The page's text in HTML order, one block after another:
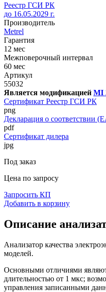
Реестр ГСИ РК
до 16.05.2029 г.
Производитель
Metrel
Гарантия
12 мес
Межповерочный интервал
60 мес
Артикул
55032
Является модификацией MI
Сертификат Реестр ГСИ РК
png
Декларация о соответствии
pdf
Сертификат дилера
jpg
Под заказ
Цена по запросу
Запросить КП
Добавить в корзину
Описание
Анализатор качества
моделей.
Основными отличиями
длительностью от 1 мкс;
управления записанными